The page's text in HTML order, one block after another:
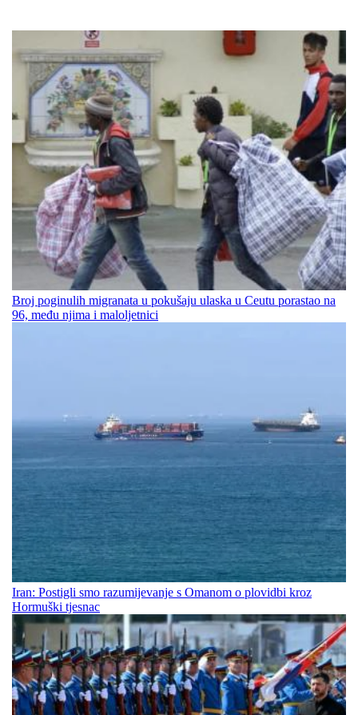
Broj poginulih migranata u pokušaju ulaska u Ceutu porastao na
96, među njima i maloljetnici
Iran: Postigli smo razumijevanje s Omanom o plovidbi kroz
Hormuški tjesnac